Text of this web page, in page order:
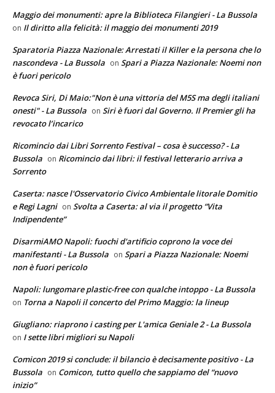
Maggio dei monumenti: apre la Biblioteca Filangieri - La Bussola
on Il diritto alla felicità: il maggio dei monumenti 2019
Sparatoria Piazza Nazionale: Arrestati il Killer e la persona che lo
nascondeva - La Bussola on Spari a Piazza Nazionale: Noemi non
è fuori pericolo
Revoca Siri, Di Maio:"Non è una vittoria del M5S ma degli italiani
onesti" - La Bussola on Siri è fuori dal Governo. Il Premier gli ha
revocato l’incarico
Ricomincio dai Libri Sorrento Festival – cosa è successo? - La
Bussola on Ricomincio dai libri: il festival letterario arriva a
Sorrento
Caserta: nasce l'Osservatorio Civico Ambientale litorale Domitio
e Regi Lagni on Svolta a Caserta: al via il progetto “Vita
Indipendente”
DisarmiAMO Napoli: fuochi d'artificio coprono la voce dei
manifestanti - La Bussola on Spari a Piazza Nazionale: Noemi
non è fuori pericolo
Napoli: lungomare plastic-free con qualche intoppo - La Bussola
on Torna a Napoli il concerto del Primo Maggio: la lineup
Giugliano: riaprono i casting per L'amica Geniale 2 - La Bussola
on I sette libri migliori su Napoli
Comicon 2019 si conclude: il bilancio è decisamente positivo - La
Bussola on Comicon, tutto quello che sappiamo del “nuovo
inizio”